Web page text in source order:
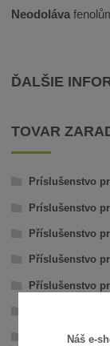
Neodoláva
ĎALŠIE
TOVAR
Príslušenstvo
Príslušenstvo
Příslušenstvo
Příslušenstvo
Příslušenstvo
Príslušenstvo
Náš e-